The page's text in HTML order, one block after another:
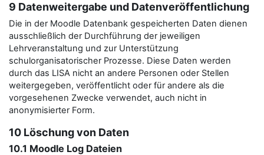
9 Datenweitergabe und Datenveröffentlichung
Die in der Moodle Datenbank gespeicherten Daten dienen
ausschließlich der Durchführung der jeweiligen
Lehrveranstaltung und zur Unterstützung
schulorganisatorischer Prozesse. Diese Daten werden
durch das LISA nicht an andere Personen oder Stellen
weitergegeben, veröffentlicht oder für andere als die
vorgesehenen Zwecke verwendet, auch nicht in
anonymisierter Form.
10 Löschung von Daten
10.1 Moodle Log Dateien